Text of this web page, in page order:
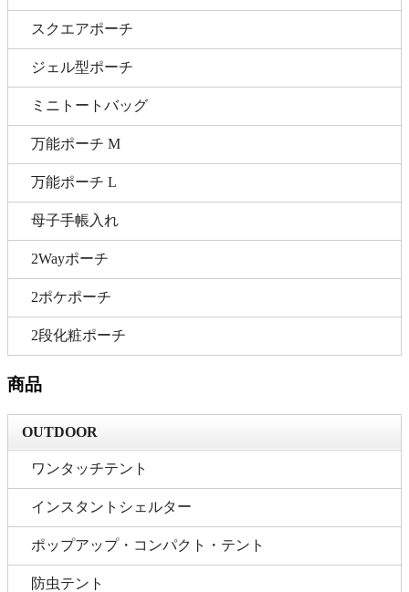
スクエアポーチ
ジェル型ポーチ
ミニトートバッグ
万能ポーチ M
万能ポーチ L
母子手帳入れ
2Wayポーチ
2ポケポーチ
2段化粧ポーチ
商品
OUTDOOR
ワンタッチテント
インスタントシェルター
ポップアップ・コンパクト・テント
防虫テント